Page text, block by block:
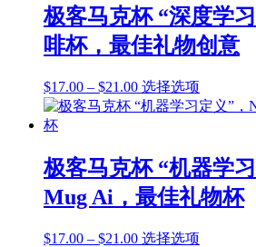
些
选
项
品
页
面
择
选
项
$17.00
至
$21.00
多
种
变
在
页
面
上
极客马克杯 “深度学
啡杯，最佳礼物创意
$17.00 – $21.00价
格
$17.00
至
$21.00
选择选项
产
多
种
变
极客马克杯 “机器学
Mug Ai，最佳礼物杯
$17.00 – $21.00价
选择选项